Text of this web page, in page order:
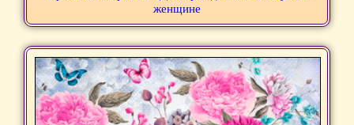
женщине